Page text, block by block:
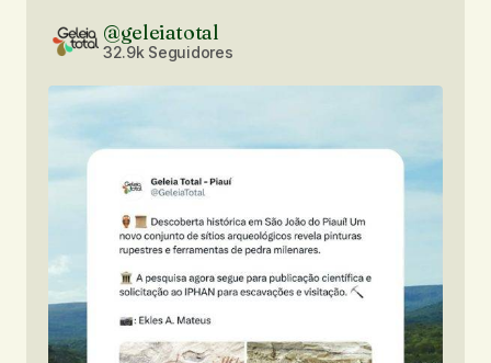
@geleiatotal
32.9k Seguidores